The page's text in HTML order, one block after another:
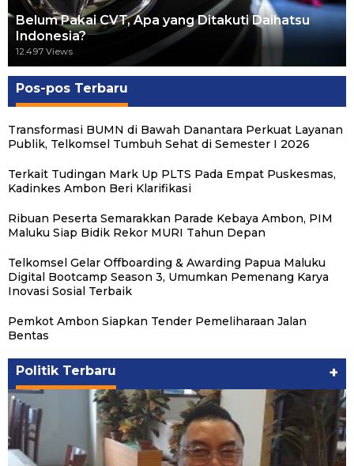
Belum Pakai CVT, Apa yang Ditakuti Daihatsu
Indonesia?
12.497 Views
Pos-pos Terbaru
Transformasi BUMN di Bawah Danantara Perkuat Layanan
Publik, Telkomsel Tumbuh Sehat di Semester I 2026
Terkait Tudingan Mark Up PLTS Pada Empat Puskesmas,
Kadinkes Ambon Beri Klarifikasi
Ribuan Peserta Semarakkan Parade Kebaya Ambon, PIM
Maluku Siap Bidik Rekor MURI Tahun Depan
Telkomsel Gelar Offboarding & Awarding Papua Maluku
Digital Bootcamp Season 3, Umumkan Pemenang Karya
Inovasi Sosial Terbaik
Pemkot Ambon Siapkan Tender Pemeliharaan Jalan
Bentas
Politik Terbaru +